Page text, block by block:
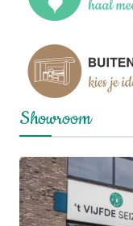
Showroom